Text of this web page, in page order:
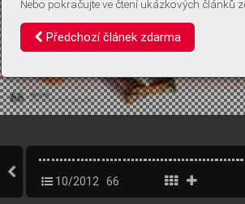
10/2012 66
Nebo pokračujte ve čtení ukázkových článků
Předchozí článek zdarma